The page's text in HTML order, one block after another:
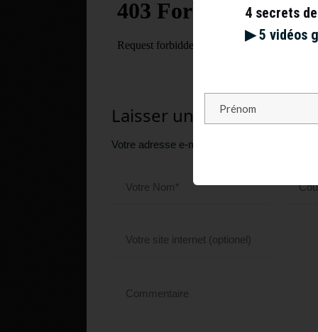
Laisser un commentaire
Votre adresse e-mail ne sera pas publiée.
4 secrets
▶︎ 5 vidéos